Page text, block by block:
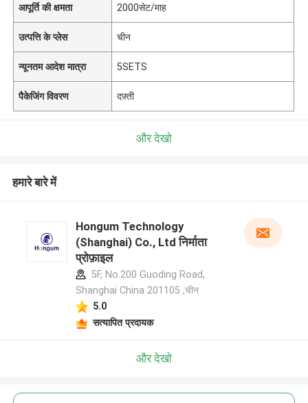
आपूर्ति की क्षमता 2000सेट/माह
उत्पत्ति के प्लेस चीन
न्यूनतम आदेश मात्रा 5SETS
पैकेजिंग विवरण दफ़्ती
और देखो
हमारे बारे में
Hongum Technology
(Shanghai) Co., Ltd निर्माता
प्रोफ़ाइल
5F, No.200 Guoding Road,
Shanghai China 201105 ,चीन
5.0
सत्यापित प्रदायक
और देखो